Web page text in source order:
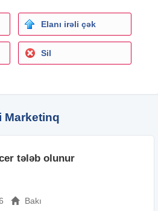
Elanı irəli çək
Sil
Marketinq
tələb olunur
Bakı